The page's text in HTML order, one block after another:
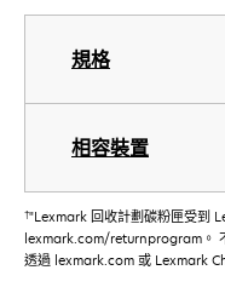
規格
相容裝置
†"Lexmark 回收計劃碳粉匣受到
lexmark.com/returnprogram。
透過 lexmark.com 或 Lexmark